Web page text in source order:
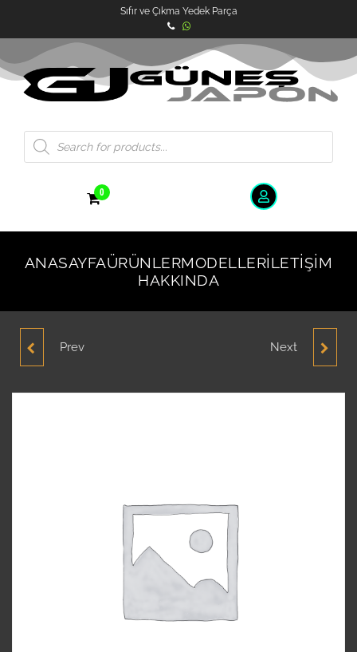
Sıfır ve Çıkma Yedek Parça
0
ANASAYFAÜRÜNLERMODELLERİLETIŞIM
HAKKINDA
HYUNDAI ACCENT
Prev HYUNDAI ACCENTNext